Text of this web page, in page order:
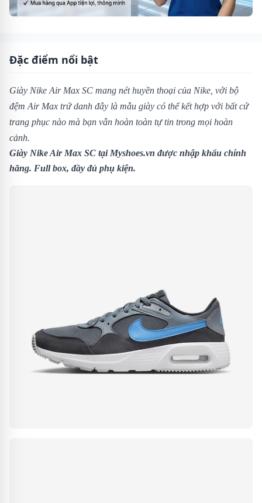
Đặc điểm nổi bật
Giày Nike Air Max SC mang nét huyền thoại của Nike, với bộ
đệm Air Max trứ danh đây là mẫu giày có thể kết hợp với bất cứ
trang phục nào mà bạn vẫn hoàn toàn tự tin trong mọi hoàn
cảnh.
Giày Nike Air Max SC tại Myshoes.vn được nhập khẩu chính
hãng. Full box, đầy đủ phụ kiện.